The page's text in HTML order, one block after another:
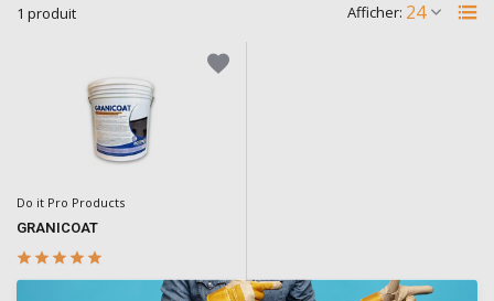
1 produit Afficher:
Do it Pro Products
GRANICOAT
Enduit de granit avec grains de